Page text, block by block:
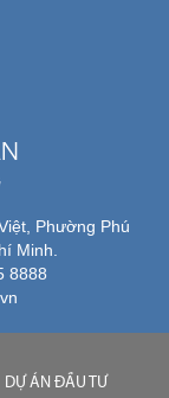
Phường Phú
Minh.
8888
DỰ ÁN ĐẦU TƯ